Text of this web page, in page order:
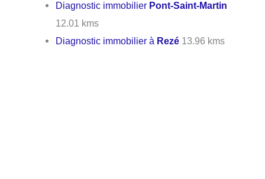
Diagnostic immobilier Pont-Saint-Martin
12.01 kms
Diagnostic immobilier à Rezé 13.96 kms